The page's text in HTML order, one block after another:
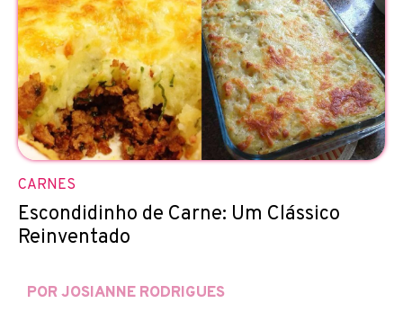
CARNES
Escondidinho de Carne: Um Clássico
Reinventado
POR JOSIANNE RODRIGUES